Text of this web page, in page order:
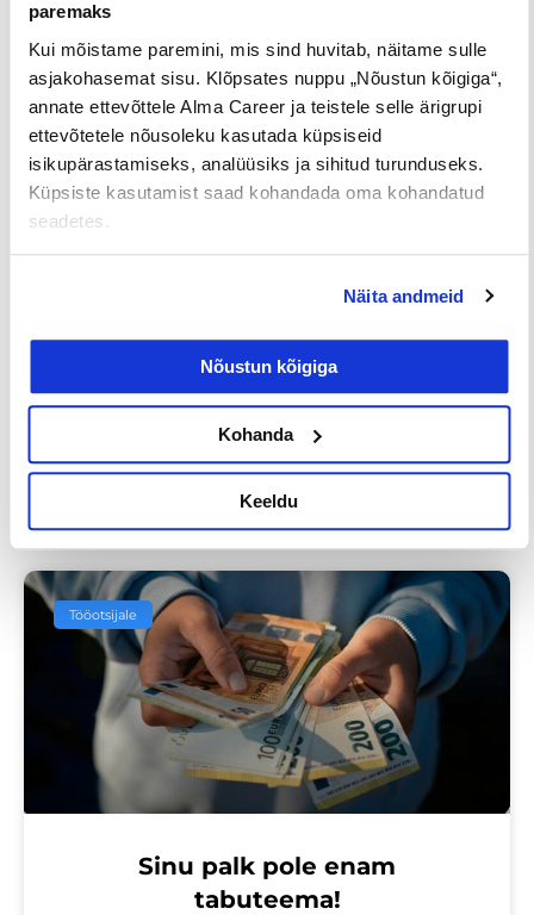
paremaks
Kui mõistame paremini, mis sind huvitab, näitame sulle
asjakohasemat sisu. Klõpsates nuppu „Nõustun kõigiga“,
annate ettevõttele Alma Career ja teistele selle ärigrupi
ettevõtetele nõusoleku kasutada küpsiseid
isikupärastamiseks, analüüsiks ja sihitud turunduseks.
Küpsiste kasutamist saad kohandada oma kohandatud
seadetes.
Näita andmeid
Nõustun kõigiga
Kohanda
Keeldu
Iga neljas eestlane on käinud
tööintervjuul ilma tegeliku
vahetuskavatsuseta
23/07/2026
Tööotsijale
Sinu palk pole enam
tabuteema!